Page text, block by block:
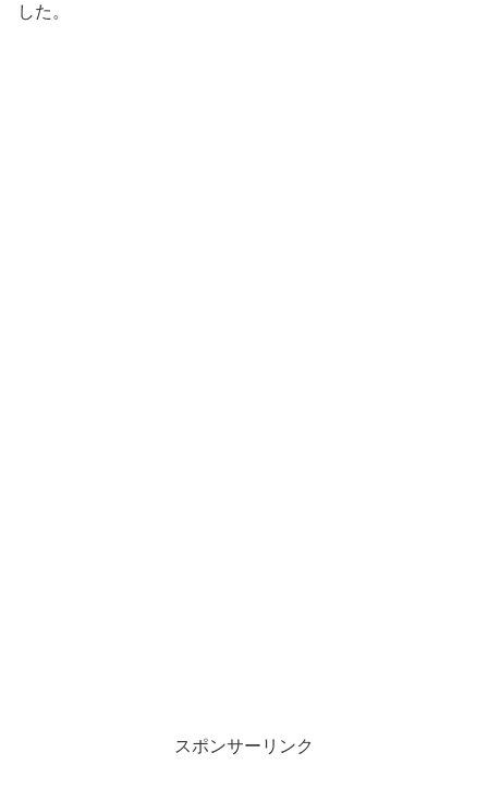
した。
スポンサーリンク